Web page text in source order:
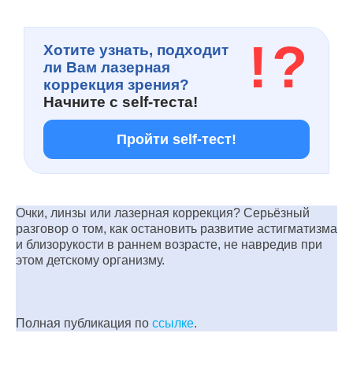
Хотите узнать, подходит
ли Вам лазерная
коррекция зрения?
Начните с self-теста!
!?
Пройти self-тест!
Очки, линзы или лазерная коррекция? Серьёзный
разговор о том, как остановить развитие астигматизма
и близорукости в раннем возрасте, не навредив при
этом детскому организму.
Полная публикация по ссылке.